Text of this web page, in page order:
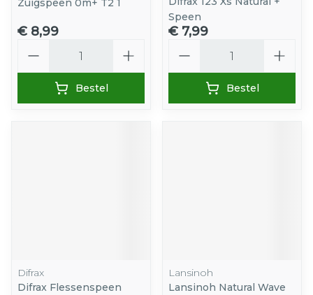
Zuigspeen 0m+ T2 1
€ 8,99
Bestel
Speen
€ 7,99
Bestel
Difrax
Difrax Flessenspeen
Lansinoh
Lansinoh Natural Wave